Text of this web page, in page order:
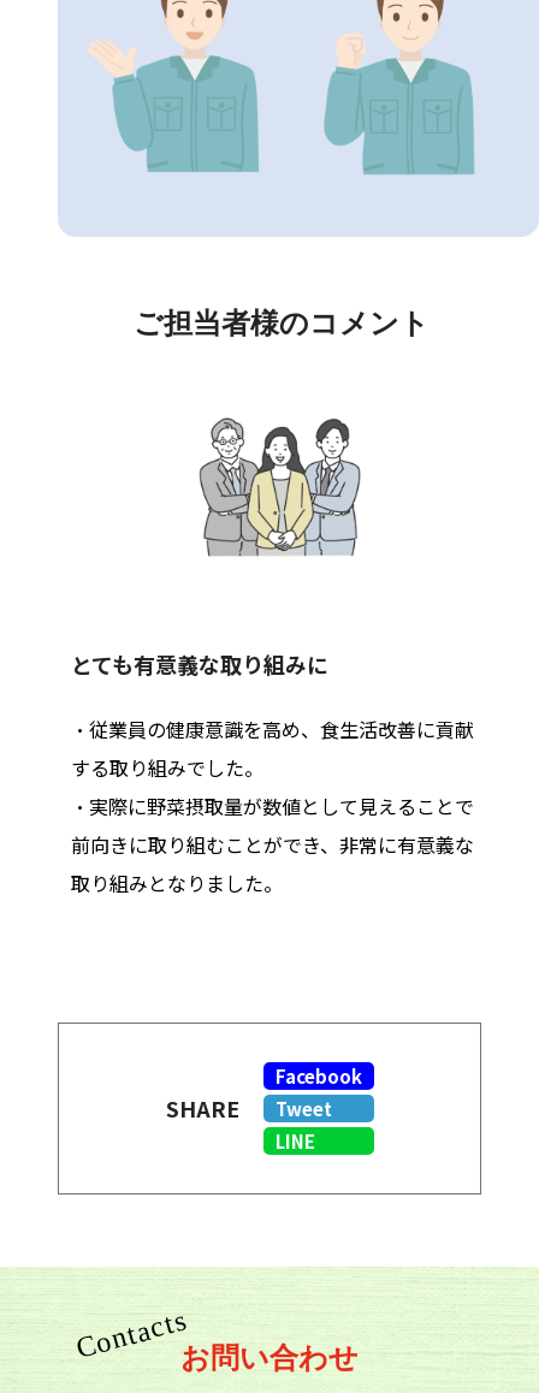
ご担当者様のコメント
とても有意義な取り組みに
・従業員の健康意識を高め、食生活改善に貢献
する取り組みでした。
・実際に野菜摂取量が数値として見えることで
前向きに取り組むことができ、非常に有意義な
取り組みとなりました。
SHARE
Facebook
Tweet
LINE
お問い合わせ